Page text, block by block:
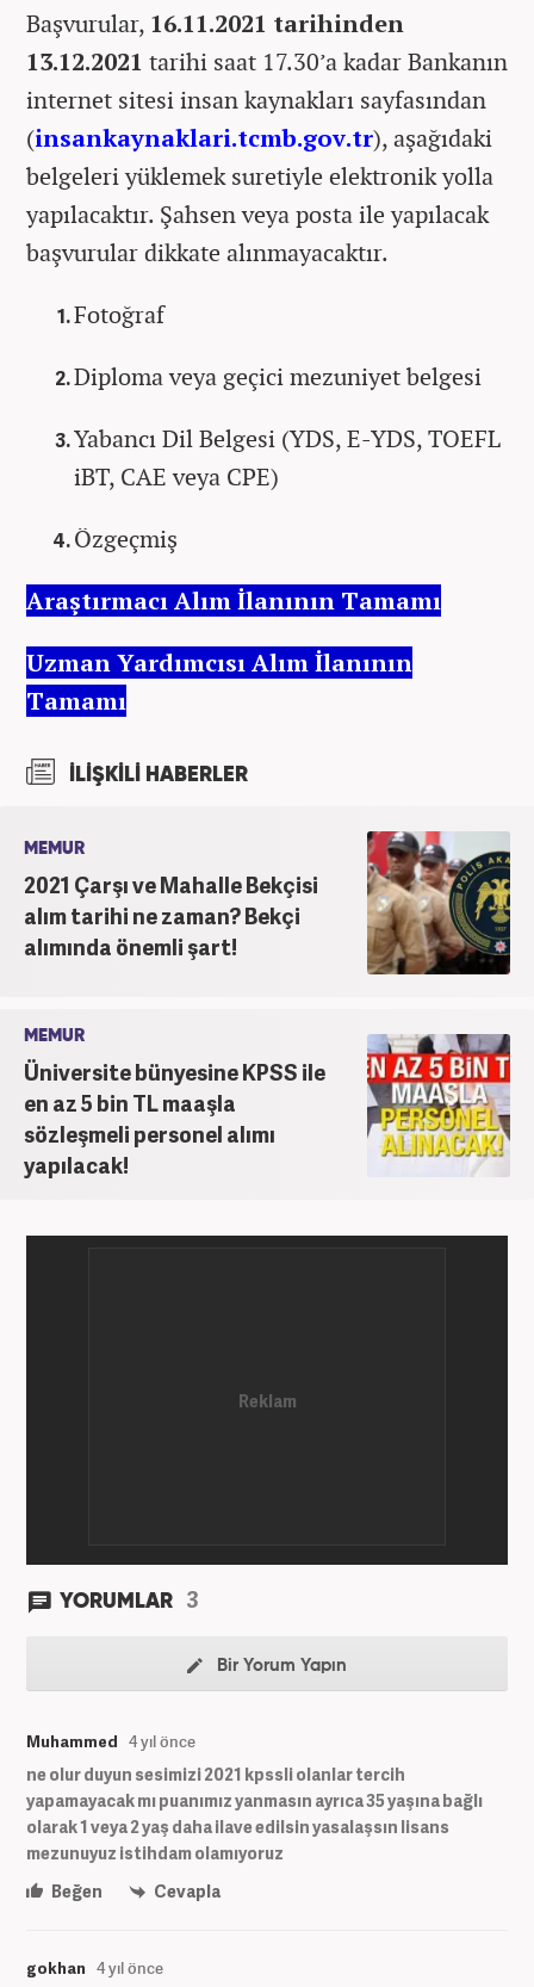
Başvurular, 16.11.2021 tarihinden
13.12.2021 tarihi saat 17.30’a kadar Bankanın
internet sitesi insan kaynakları sayfasından
(insankaynaklari.tcmb.gov.tr), aşağıdaki
belgeleri yüklemek suretiyle elektronik yolla
yapılacaktır. Şahsen veya posta ile yapılacak
başvurular dikkate alınmayacaktır.
Fotoğraf
Diploma veya geçici mezuniyet belgesi
Yabancı Dil Belgesi (YDS, E-YDS, TOEFL
iBT, CAE veya CPE)
Özgeçmiş
Araştırmacı Alım İlanının Tamamı
Uzman Yardımcısı Alım İlanının
Tamamı
İLİŞKİLİ HABERLER
MEMUR
2021 Çarşı ve Mahalle Bekçisi
alım tarihi ne zaman? Bekçi
alımında önemli şart!
MEMUR
Üniversite bünyesine KPSS ile
en az 5 bin TL maaşla
sözleşmeli personel alımı
yapılacak!
YORUMLAR 3
Bir Yorum Yapın
Muhammed 4 yıl önce
ne olur duyun sesimizi 2021 kpssli olanlar tercih
yapamayacak mı puanımız yanmasın ayrıca 35 yaşına bağlı
olarak 1 veya 2 yaş daha ilave edilsin yasalaşsın lisans
mezunuyuz istihdam olamıyoruz
Beğen
Cevapla
gokhan 4 yıl önce